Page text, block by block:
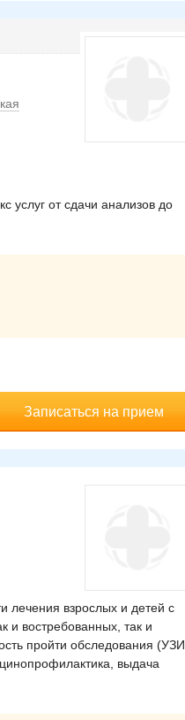
услуг от сдачи анализов до
Записаться на прием
лечения взрослых и детей с
и востребованных, так и
пройти обследования (УЗИ,
выдача